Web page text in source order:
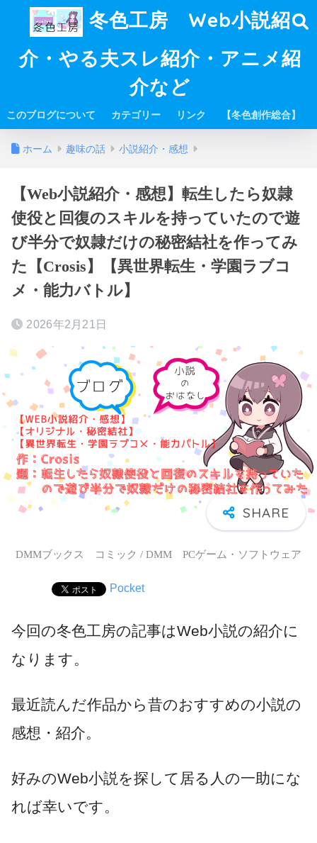
冬色工房 Web小説紹
介・やる夫スレ紹介・アニメ紹
介など
このブログについて カテゴリー リンク 【冬色創作総合】
ホーム 趣味の話 小説紹介・感想
【Web小説紹介・感想】転生したら奴隷
使役と回復のスキルを持っていたので遊
び半分で奴隷だけの秘密結社を作ってみ
た【Crosis】【異世界転生・学園ラブコ
メ・能力バトル】
2026年2月21日
DMMブックス コミック / DMM PCゲーム・ソフトウェア
Pocket
今回の冬色工房の記事はWeb小説の紹介に
なります。
最近読んだ作品から昔のおすすめの小説の
感想・紹介。
好みのWeb小説を探して居る人の一助にな
れば幸いです。